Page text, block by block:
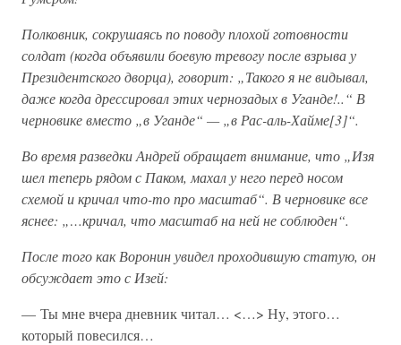
Полковник, сокрушаясь по поводу плохой готовности
солдат (когда объявили боевую тревогу после взрыва у
Президентского дворца), говорит: „Такого я не видывал,
даже когда дрессировал этих чернозадых в Уганде!..“ В
черновике вместо „в Уганде“ — „в Рас-аль-Хайме[3]“.
Во время разведки Андрей обращает внимание, что „Изя
шел теперь рядом с Паком, махал у него перед носом
схемой и кричал что-то про масштаб“. В черновике все
яснее: „…кричал, что масштаб на ней не соблюден“.
После того как Воронин увидел проходившую статую, он
обсуждает это с Изей:
— Ты мне вчера дневник читал… <…> Ну, этого…
который повесился…